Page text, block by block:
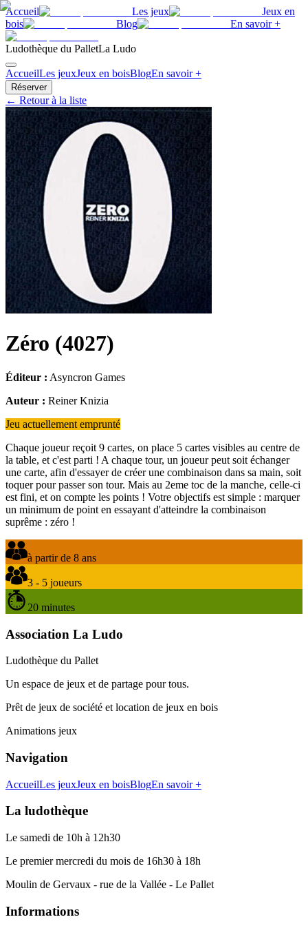
Accueil Les jeux
Jeux en
bois
Blog En savoir +
Ludothèque du PalletLa Ludo
AccueilLes jeuxJeux en boisBlogEn savoir +
Réserver
← Retour à la liste
Zéro (4027)
Éditeur : Asyncron Games
Auteur : Reiner Knizia
Jeu actuellement emprunté
Chaque joueur reçoit 9 cartes, on place 5 cartes visibles au centre de
la table, et c'est parti ! A chaque tour, un joueur peut soit échanger
une carte, afin d'essayer de créer une combinaison dans sa main, soit
toquer pour passer son tour. Mais au 2eme toc de la manche, celle-ci
est fini, et on compte les points ! Votre objectifs est simple : marquer
un minimum de point en essayant d'atteindre la combinaison
suprême : zéro !
à partir de 8 ans
3 - 5 joueurs
20 minutes
Association La Ludo
Ludothèque du Pallet
Un espace de jeux et de partage pour tous.
Prêt de jeux de société et location de jeux en bois
Animations jeux
Navigation
AccueilLes jeuxJeux en boisBlogEn savoir +
La ludothèque
Le samedi de 10h à 12h30
Le premier mercredi du mois de 16h30 à 18h
Moulin de Gervaux - rue de la Vallée - Le Pallet
Informations